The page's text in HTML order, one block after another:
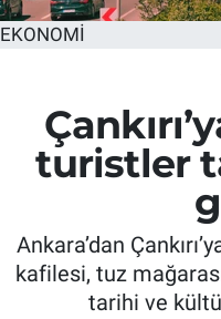
EKONOMİ
turistler
Ankara’dan
kafilesi, tuz
tarihi ve